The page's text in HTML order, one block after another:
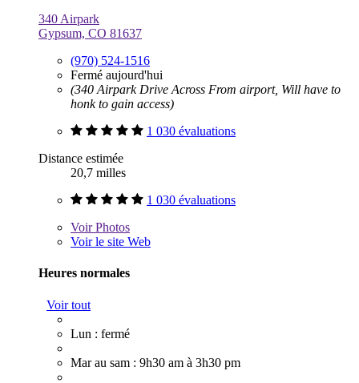
340 Airpark
Gypsum, CO 81637
(970) 524-1516
Fermé aujourd'hui
(340 Airpark Drive Across From airport, Will have to
honk to gain access)
1 030 évaluations
Distance estimée
20,7 milles
1 030 évaluations
VoirPhotos
Voir le site Web
Heures normales
Voir tout
Lun : fermé
Mar au sam : 9h30 am à 3h30 pm